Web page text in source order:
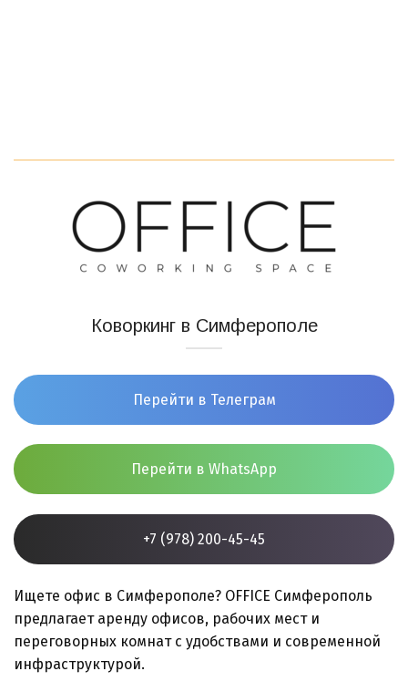
Коворкинг в Симферополе
Перейти в Телеграм
Перейти в WhatsApp
+7 (978) 200-45-45
Ищете офис в Симферополе? OFFICE Симферополь
предлагает аренду офисов, рабочих мест и
переговорных комнат с удобствами и современной
инфраструктурой.